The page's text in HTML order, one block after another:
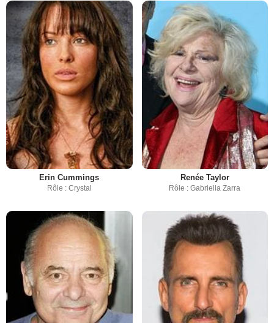
Erin Cummings
Rôle : Crystal
Renée Taylor
Rôle : Gabriella Zarra